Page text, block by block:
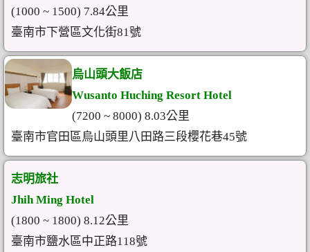
(1000 ~ 1500) 7.84公里
臺南市下營區文化街81號
烏山頭大飯店
Wusanto Huching Resort Hotel
(7200 ~ 8000) 8.03公里
臺南市官田區烏山頭里八田路三段櫻花巷45號
志明旅社
Jhih Ming Hotel
(1800 ~ 1800) 8.12公里
臺南市鹽水區中正路118號